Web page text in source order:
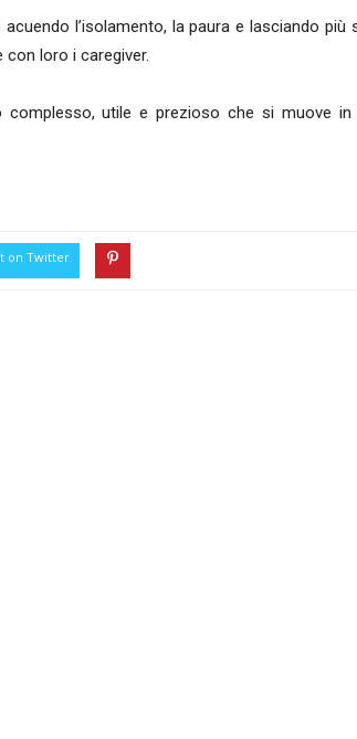
l’isolamento, la paura e lasciando più
con loro i caregiver.
complesso, utile e prezioso che si muove in
on Twitter